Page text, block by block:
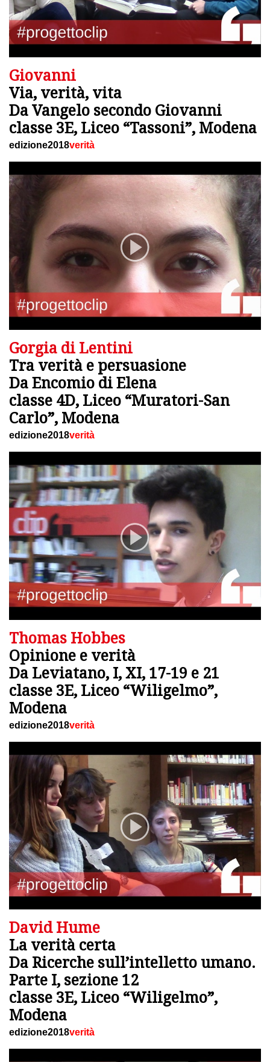
Giovanni
Via, verità, vita
Da Vangelo secondo Giovanni
classe 3E, Liceo “Tassoni”, Modena
edizione2018verità
Gorgia di Lentini
Tra verità e persuasione
Da Encomio di Elena
classe 4D, Liceo “Muratori-San
Carlo”, Modena
edizione2018verità
Thomas Hobbes
Opinione e verità
Da Leviatano, I, XI, 17-19 e 21
classe 3E, Liceo “Wiligelmo”,
Modena
edizione2018verità
David Hume
La verità certa
Da Ricerche sull’intelletto umano.
Parte I, sezione 12
classe 3E, Liceo “Wiligelmo”,
Modena
edizione2018verità